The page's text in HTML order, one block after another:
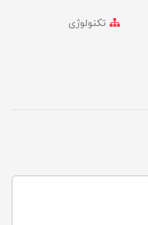
تکنولوژی